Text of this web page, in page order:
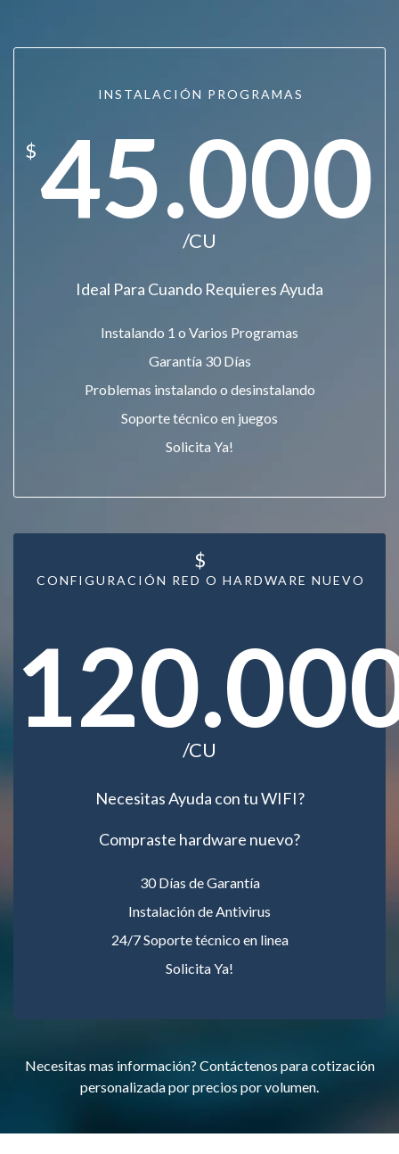
INSTALACIÓN PROGRAMAS
$45.000
/CU
Ideal Para Cuando Requieres Ayuda
Instalando 1 o Varios Programas
Garantía 30 Días
Problemas instalando o desinstalando
Soporte técnico en juegos
Solicita Ya!
CONFIGURACIÓN RED O HARDWARE NUEVO
$
/CU
Necesitas Ayuda con tu WIFI?
Compraste hardware nuevo?
30 Días de Garantía
Instalación de Antivirus
24/7 Soporte técnico en linea
Solicita Ya!
Necesitas mas información? Contáctenos para cotización
personalizada por precios por volumen.